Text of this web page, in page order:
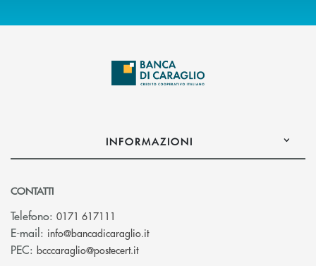
INFORMAZIONI
CONTATTI
Telefono: 0171 617111
E-mail: info@bancadicaraglio.it(si apre l’app di posta elettronica)
PEC: bcccaraglio@postecert.it(si apre l’app di posta elettronica)